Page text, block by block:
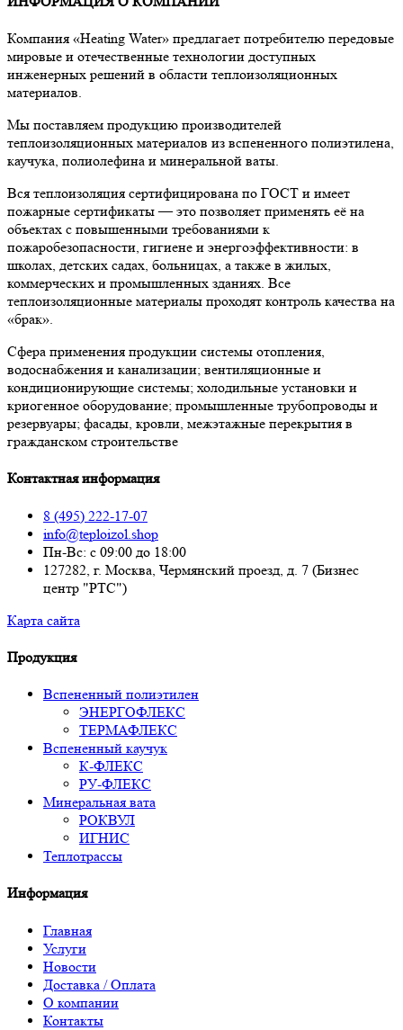
Компания «Heating Water» предлагает потребителю передовые
мировые и отечественные технологии доступных
инженерных решений в области теплоизоляционных
материалов.
Мы поставляем продукцию производителей
теплоизоляционных материалов из вспененного полиэтилена,
каучука, полиолефина и минеральной ваты.
Вся теплоизоляция сертифицирована по ГОСТ и имеет
пожарные сертификаты — это позволяет применять её на
объектах с повышенными требованиями к
пожаробезопасности, гигиене и энергоэффективности: в
школах, детских садах, больницах, а также в жилых,
коммерческих и промышленных зданиях. Все
теплоизоляционные материалы проходят контроль качества на
«брак».
Сфера применения продукции системы отопления,
водоснабжения и канализации; вентиляционные и
кондиционирующие системы; холодильные установки и
криогенное оборудование; промышленные трубопроводы и
резервуары; фасады, кровли, межэтажные перекрытия в
гражданском строительстве
Контактная информация
8 (495) 222-17-07
info@teploizol.shop
Пн-Вс: с 09:00 до 18:00
127282, г. Москва, Чермянский проезд, д. 7 (Бизнес
центр "РТС")
Карта сайта
Продукция
Вспененный полиэтилен
ЭНЕРГОФЛЕКС
ТЕРМАФЛЕКС
Вспененный каучук
К-ФЛЕКС
РУ-ФЛЕКС
Минеральная вата
РОКВУЛ
ИГНИС
Теплотрассы
Информация
Главная
Услуги
Новости
Доставка / Оплата
О компании
Контакты